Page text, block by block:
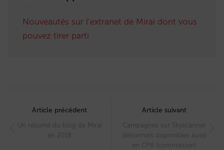
Nouveautés sur l’extranet de Mirai dont vous
pouvez tirer parti
navigation
Article précédent
Un résumé du blog de Mirai
en 2018
Article suivant
Campagnes sur Skyscanner
désormais disponibles aussi
en CPA (commission)